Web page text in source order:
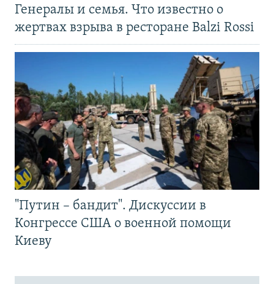
Генералы и семья. Что известно о
жертвах взрыва в ресторане Balzi Rossi
"Путин – бандит". Дискуссии в
Конгрессе США о военной помощи
Киеву